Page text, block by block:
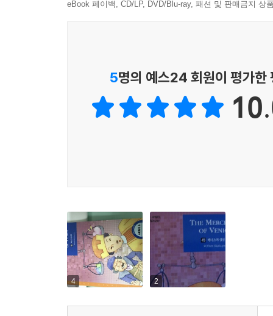
eBook 페이백, CD/LP, DVD/Blu-ray, 패션 및 판매금지 상
5명의 예스24 회원이 평가한
4 2